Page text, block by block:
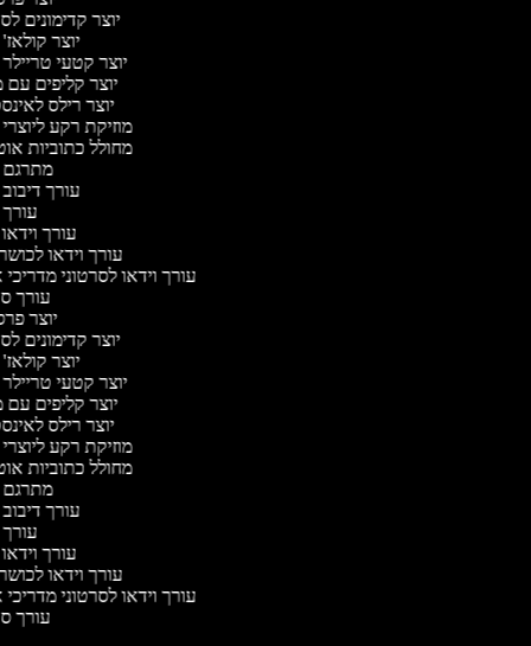
יוצר קדימונים
יוצר
יוצר קטעי
יוצר קליפים
יוצר רילס
מוזיקת רקע
מחולל כתוביות
עורך
עורך
עורך וידאו
עורך וידאו לסרטוני
עורך
יוצר
יוצר קדימונים
יוצר
יוצר קטעי
יוצר קליפים
יוצר רילס
מוזיקת רקע
מחולל כתוביות
עורך
עורך
עורך וידאו
עורך וידאו לסרטוני
עורך